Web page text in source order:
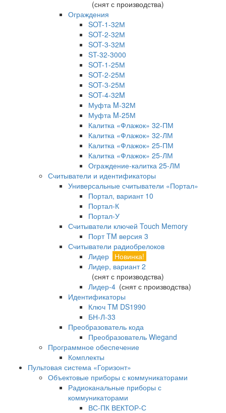
(снят с производства)
Ограждения
SOT-1-32М
SOT-2-32М
SOT-3-32М
ST-32-3000
SOT-1-25М
SOT-2-25М
SOT-3-25М
SOT-4-32M
Муфта M-32М
Муфта M-25М
Калитка «Флажок» 32-ПМ
Калитка «Флажок» 32-ЛМ
Калитка «Флажок» 25-ПМ
Калитка «Флажок» 25-ЛМ
Ограждение-калитка 25-ЛМ
Считыватели и идентификаторы
Универсальные считыватели «Портал»
Портал, вариант 10
Портал-К
Портал-У
Считыватели ключей Touch Memory
Порт TM версия 3
Считыватели радиобрелоков
Лидер Новинка!
Лидер, вариант 2
(снят с производства)
Лидер-4 (снят с производства)
Идентификаторы
Ключ TM DS1990
БН-Л-33
Преобразователь кода
Преобразователь Wiegand
Программное обеспечение
Комплекты
Пультовая система «Горизонт»
Объектовые приборы с коммуникаторами
Радиоканальные приборы с
коммуникаторами
ВС-ПК ВЕКТОР-С